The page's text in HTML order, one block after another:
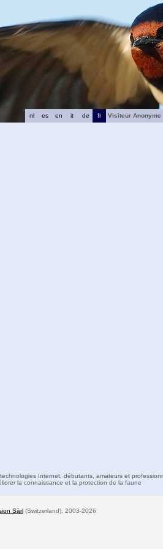
fr
de
it
en
es
nl
Visiteur Anonyme
Internet, débutants, amateurs et
la connaissance et la protection de la faune
Sàrl (Switzerland), 2003-2026